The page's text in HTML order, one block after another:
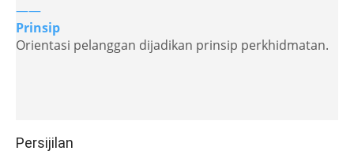
——
Prinsip
Orientasi pelanggan dijadikan prinsip perkhidmatan.
Persijilan